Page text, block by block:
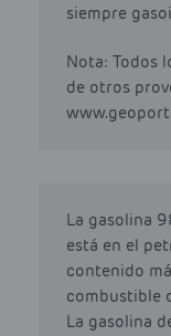
siempre
Nota: Todos
de otros
La gasolina
está en el
contenido
combustible
La gasolina